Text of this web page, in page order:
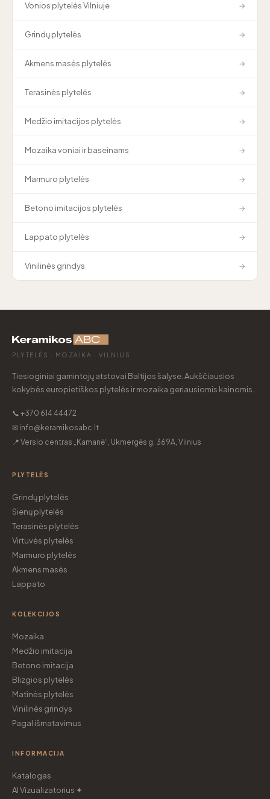
Vonios plytelės Vilniuje →
Grindų plytelės →
Akmens masės plytelės →
Terasinės plytelės →
Medžio imitacijos plytelės →
Mozaika voniai ir baseinams →
Marmuro plytelės →
Betono imitacijos plytelės →
Lappato plytelės →
Vinilinės grindys →
PLYTELĖS · MOZAIKA · VILNIUS
Tiesioginiai gamintojų atstovai Baltijos šalyse. Aukščiausios
kokybės europietiškos plytelės ir mozaika geriausiomis kainomis.
📞 +370 614 44472
✉ info@keramikosabc.lt
📍 Verslo centras „Kamanė“, Ukmergės g. 369A, Vilnius
PLYTELĖS
Grindų plytelės
Sienų plytelės
Terasinės plytelės
Virtuvės plytelės
Marmuro plytelės
Akmens masės
Lappato
KOLEKCIJOS
Mozaika
Medžio imitacija
Betono imitacija
Blizgios plytelės
Matinės plytelės
Vinilinės grindys
Pagal išmatavimus
INFORMACIJA
Katalogas
AI Vizualizatorius ✦